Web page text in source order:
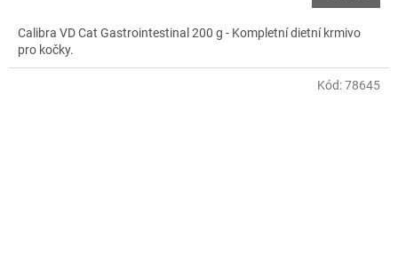
Calibra VD Cat Gastrointestinal 200 g - Kompletní dietní krmivo
pro kočky.
Kód:78645